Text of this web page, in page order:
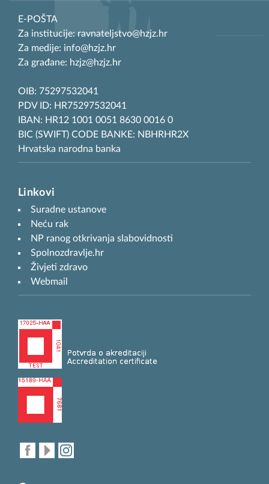
E-POŠTA
Za institucije: ravnateljstvo@hzjz.hr
Za medije: info@hzjz.hr
Za građane: hzjz@hzjz.hr
OIB: 75297532041
PDV ID: HR75297532041
IBAN: HR12 1001 0051 8630 0016 0
BIC (SWIFT) CODE BANKE: NBHRHR2X
Hrvatska narodna banka
Linkovi
Suradne ustanove
Neću rak
NP ranog otkrivanja slabovidnosti
Spolnozdravlje.hr
Živjeti zdravo
Webmail